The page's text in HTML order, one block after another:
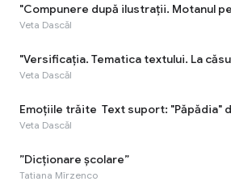
"Compunere după ilustrații. Motanul
Veta Dascăl
"Versificaţia. Tematica textului. La
Veta Dascăl
Emoţiile trăite Text suport: "Păpădia"
Veta Dascăl
”Dicționare școlare”
Tatiana Mîrzenco